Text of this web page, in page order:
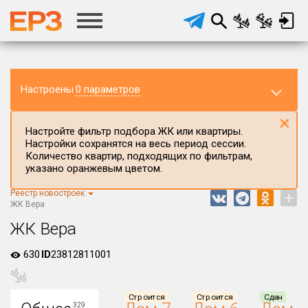
Настроены 0 параметров
Регион ЖК
Республика Мордовия
Район в регионе
Все
Населённый пункт
Настройте фильтр подбора ЖК или квартиры.
Настройки сохранятся на весь период сессии.
Количество квартир, подходящих по фильтрам,
указано оранжевым цветом.
×
Реестр новостроек
ЖК Вера
+
ЖК Вера
630 ID23812811001
329
Строится Строится Сдан